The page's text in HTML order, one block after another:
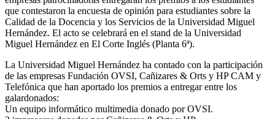
que contestaron la encuesta de opinión para estudiantes sobre la
Calidad de la Docencia y los Servicios de la Universidad Miguel
Hernández. El acto se celebrará en el stand de la Universidad
Miguel Hernández en El Corte Inglés (Planta 6ª).
La Universidad Miguel Hernández ha contado con la participación
de las empresas Fundación OVSI, Cañizares & Orts y HP CAM y
Telefónica que han aportado los premios a entregar entre los
galardonados:
Un equipo informático multimedia donado por OVSI.